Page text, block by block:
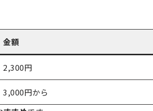
金額
2,300円
3,000円から